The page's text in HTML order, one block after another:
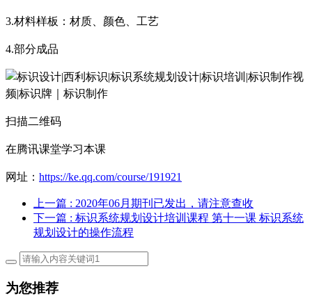
3.材料样板：材质、颜色、工艺
4.部分成品
扫描二维码
在腾讯课堂学习本课
网址： https://ke.qq.com/course/191921
上一篇 : 2020年06月期刊已发出，请注意查收
下一篇 : 标识系统规划设计培训课程 第十一课 标识系统
规划设计的操作流程
为您推荐